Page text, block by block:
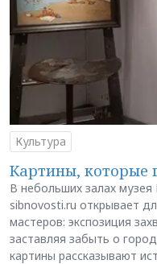
Культура
Картины, которые
В небольших залах
sibnovosti.ru открывает
мастеров: экспозиция
заставляя забыть о
картины рассказывают